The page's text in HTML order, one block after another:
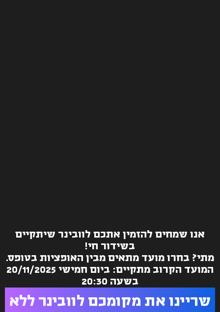
אנו שמחים להזמין אתכם לוובינר שיתקיים
בשידור חי!
מתי? בחרו מועד מתאים מבין האופציות בטופס.
המועד הקרוב מתקיים: ביום חמישי 20/11/2025
בשעה 20:30
שריינו את מקומכם לוובינר ללא